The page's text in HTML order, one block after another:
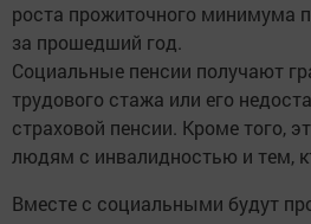
роста прожиточного минимума
за прошедший год.
Социальные пенсии получают
трудового стажа или его
страховой пенсии. Кроме того,
людям с инвалидностью и тем,
Вместе с социальными будут